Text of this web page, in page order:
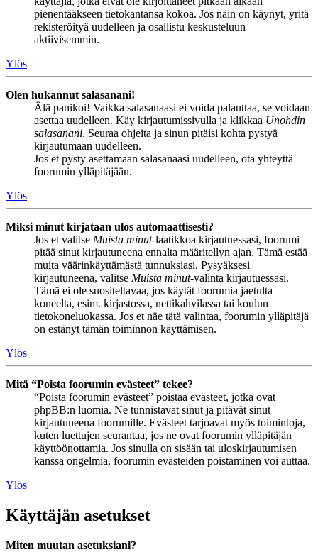
pienentääkseen tietokantansa kokoa. Jos näin on käynyt, yritä
rekisteröityä uudelleen ja osallistu keskusteluun
aktiivisemmin.
Ylös
Olen hukannut salasanani!
Älä panikoi! Vaikka salasanaasi ei voida palauttaa, se voidaan
asettaa uudelleen. Käy kirjautumissivulla ja klikkaa Unohdin
salasanani. Seuraa ohjeita ja sinun pitäisi kohta pystyä
kirjautumaan uudelleen.
Jos et pysty asettamaan salasanaasi uudelleen, ota yhteyttä
foorumin ylläpitäjään.
Ylös
Miksi minut kirjataan ulos automaattisesti?
Jos et valitse Muista minut-laatikkoa kirjautuessasi, foorumi
pitää sinut kirjautuneena ennalta määritellyn ajan. Tämä estää
muita väärinkäyttämästä tunnuksiasi. Pysyäksesi
kirjautuneena, valitse Muista minut-valinta kirjautuessasi.
Tämä ei ole suositeltavaa, jos käytät foorumia jaetulta
koneelta, esim. kirjastossa, nettikahvilassa tai koulun
tietokoneluokassa. Jos et näe tätä valintaa, foorumin ylläpitäjä
on estänyt tämän toiminnon käyttämisen.
Ylös
Mitä “Poista foorumin evästeet” tekee?
“Poista foorumin evästeet” poistaa evästeet, jotka ovat
phpBB:n luomia. Ne tunnistavat sinut ja pitävät sinut
kirjautuneena foorumille. Evästeet tarjoavat myös toimintoja,
kuten luettujen seurantaa, jos ne ovat foorumin ylläpitäjän
käyttöönottamia. Jos sinulla on sisään tai uloskirjautumisen
kanssa ongelmia, foorumin evästeiden poistaminen voi auttaa.
Ylös
Käyttäjän asetukset
Miten muutan asetuksiani?